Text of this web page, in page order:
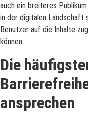
auch ein breiteres
in der digitalen Landschaft
Benutzer auf die Inhalte
können.
Die
ansprechen